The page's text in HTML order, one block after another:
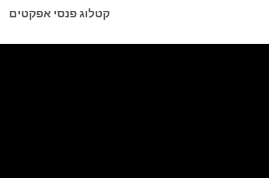
קטלוג פנסי אפקטים